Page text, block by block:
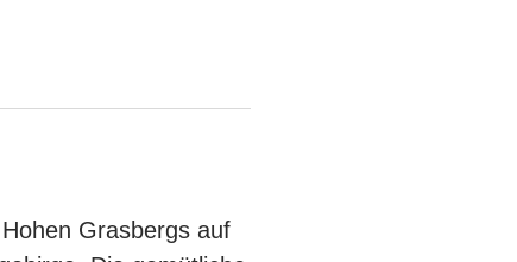
Grasbergs auf